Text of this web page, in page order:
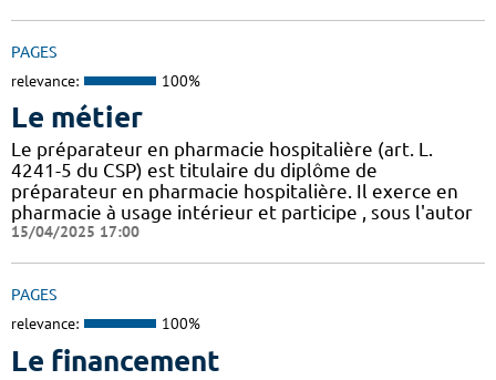
PAGES
relevance: 100%
Le métier
Le préparateur en pharmacie hospitalière (art. L.
4241-5 du CSP) est titulaire du diplôme de
préparateur en pharmacie hospitalière. Il exerce en
pharmacie à usage intérieur et participe , sous l'autor
15/04/2025 17:00
PAGES
relevance: 100%
Le financement